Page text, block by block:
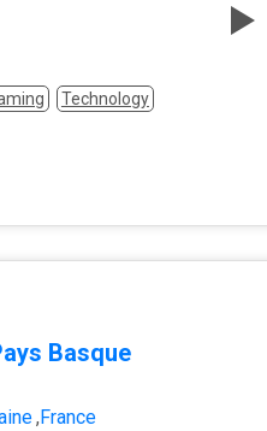
Technology
Basque
,France